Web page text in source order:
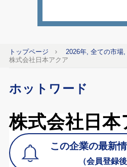
トップページ
2026年, 全ての市場
株式会社日本アクア
ホットワード
株式会社日本
この企業の最新
（会員登録